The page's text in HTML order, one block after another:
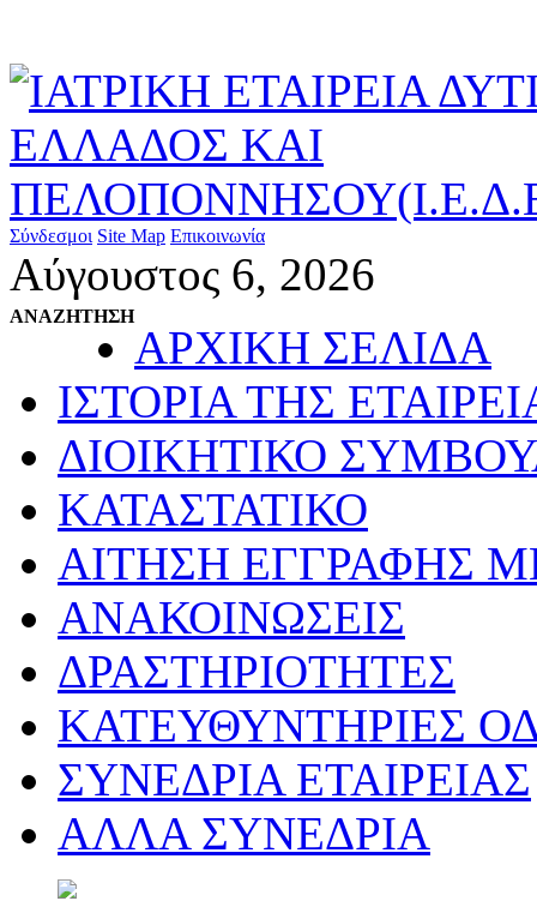
Σύνδεσμοι Site Map Επικοινωνία
Αύγουστος 6, 2026
ΑΝΑΖΗΤΗΣΗ
ΑΡΧΙΚΗ ΣΕΛΙΔΑ
ΙΣΤΟΡΙΑ ΤΗΣ
ΔΙΟΙΚΗΤΙΚΟ
ΚΑΤΑΣΤΑΤΙΚΟ
ΑΙΤΗΣΗ ΕΓΓΡΑΦΗΣ
ΑΝΑΚΟΙΝΩΣΕΙΣ
ΔΡΑΣΤΗΡΙΟΤΗΤΕΣ
ΚΑΤΕΥΘΥΝΤΗΡΙΕΣ
ΣΥΝΕΔΡΙΑ ΕΤΑΙΡΕΙΑΣ
ΑΛΛΑ ΣΥΝΕΔΡΙΑ